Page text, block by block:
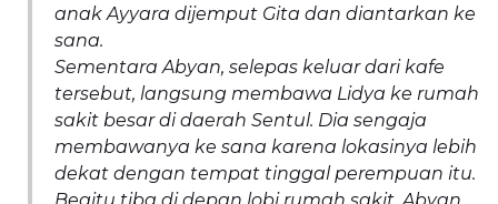
anak Ayyara dijemput Gita dan diantarkan ke
sana.
Sementara Abyan, selepas keluar dari kafe
tersebut, langsung membawa Lidya ke rumah
sakit besar di daerah Sentul. Dia sengaja
membawanya ke sana karena lokasinya lebih
dekat dengan tempat tinggal perempuan itu.